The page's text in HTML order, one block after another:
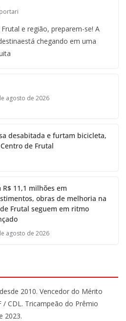
e região, preparem-se! A
chegando em uma
agosto de 2026
desabitada e furtam bicicleta,
de Frutal
R$ 11,1 milhões em
obras de melhoria na
de Frutal seguem em ritmo
agosto de 2026
2010. Vencedor do Mérito
/ CDL. Tricampeão do Prêmio
2023.